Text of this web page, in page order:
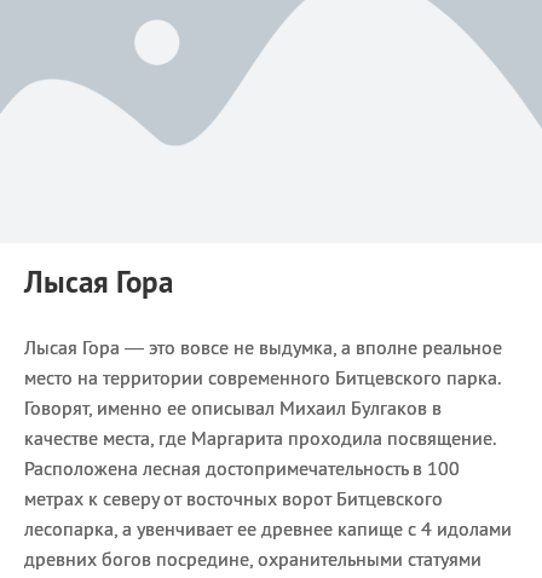
Лысая Гора
Лысая Гора — это вовсе не выдумка, а вполне реальное
место на территории современного Битцевского парка.
Говорят, именно ее описывал Михаил Булгаков в
качестве места, где Маргарита проходила посвящение.
Расположена лесная достопримечательность в 100
метрах к северу от восточных ворот Битцевского
лесопарка, а увенчивает ее древнее капище с 4 идолами
древних богов посредине, охранительными статуями